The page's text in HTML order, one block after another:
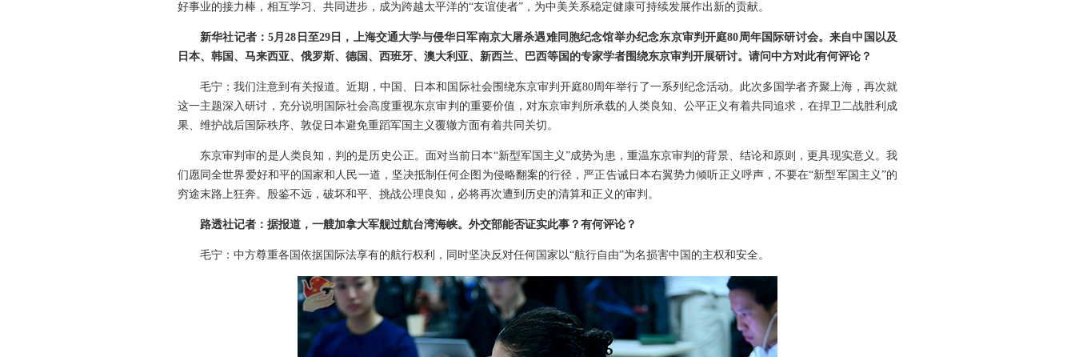
好事业的接力棒，相互学习、共同进步，成为跨越太平洋的“友谊使者”，为中美关系稳定健康可持续发展作出新的贡献。
新华社记者：5月28日至29日，上海交通大学与侵华日军南京大屠杀遇难同胞纪念馆举办纪念东京审判开庭80周年国际研讨会。来自中国以及
日本、韩国、马来西亚、俄罗斯、德国、西班牙、澳大利亚、新西兰、巴西等国的专家学者围绕东京审判开展研讨。请问中方对此有何评论？
毛宁：我们注意到有关报道。近期，中国、日本和国际社会围绕东京审判开庭80周年举行了一系列纪念活动。此次多国学者齐聚上海，再次就
这一主题深入研讨，充分说明国际社会高度重视东京审判的重要价值，对东京审判所承载的人类良知、公平正义有着共同追求，在捍卫二战胜利成
果、维护战后国际秩序、敦促日本避免重蹈军国主义覆辙方面有着共同关切。
东京审判审的是人类良知，判的是历史公正。面对当前日本“新型军国主义”成势为患，重温东京审判的背景、结论和原则，更具现实意义。我
们愿同全世界爱好和平的国家和人民一道，坚决抵制任何企图为侵略翻案的行径，严正告诫日本右翼势力倾听正义呼声，不要在“新型军国主义”的
穷途末路上狂奔。殷鉴不远，破坏和平、挑战公理良知，必将再次遭到历史的清算和正义的审判。
路透社记者：据报道，一艘加拿大军舰过航台湾海峡。外交部能否证实此事？有何评论？
毛宁：中方尊重各国依据国际法享有的航行权利，同时坚决反对任何国家以“航行自由”为名损害中国的主权和安全。